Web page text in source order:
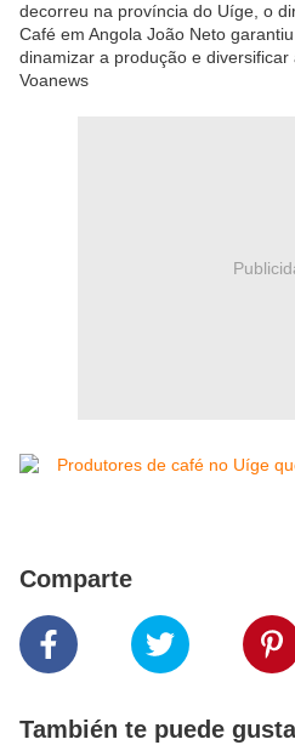
decorreu na província do Uíge, o
Café em Angola João Neto
dinamizar a produção e diversificar
Voanews
Comparte
También te puede